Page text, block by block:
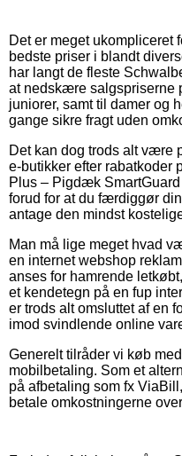
Det er meget ukompliceret
bedste priser i blandt
har langt de fleste
at nedskære salgspriserne
juniorer, samt til damer og
gange sikre fragt uden
Det kan dog trods alt være
e-butikker efter rabatkoder
Plus – Pigdæk
forud for at du færdiggør
antage den mindst
Man må lige meget hvad
en internet webshop
anses for hamrende
et kendetegn på en fup
er trods alt omsluttet af en
imod svindlende online
Generelt tilråder vi køb
mobilbetaling. Som et
på afbetaling som fx
betale omkostningerne